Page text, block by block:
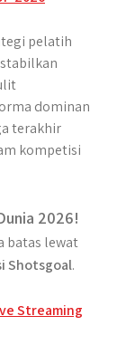
pelatih
dominan
terakhir
kompetisi
2026!
batas lewat
Shotsgoal.